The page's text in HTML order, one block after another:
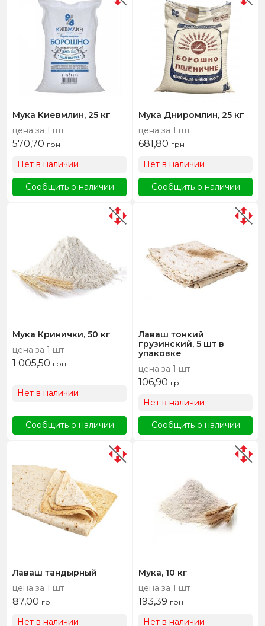
Мука Киевмлин, 25 кг
цена за 1 шт
570,70 грн
Нет в наличии
Сообщить о наличии
Мука Дниромлин, 25 кг
цена за 1 шт
681,80 грн
Нет в наличии
Сообщить о наличии
Мука Кринички, 50 кг
цена за 1 шт
1 005,50 грн
Нет в наличии
Сообщить о наличии
Лаваш тонкий
грузинский, 5 шт в
упаковке
цена за 1 шт
106,90 грн
Нет в наличии
Сообщить о наличии
Лаваш тандырный
цена за 1 шт
87,00 грн
Нет в наличии
Мука, 10 кг
цена за 1 шт
193,39 грн
Нет в наличии